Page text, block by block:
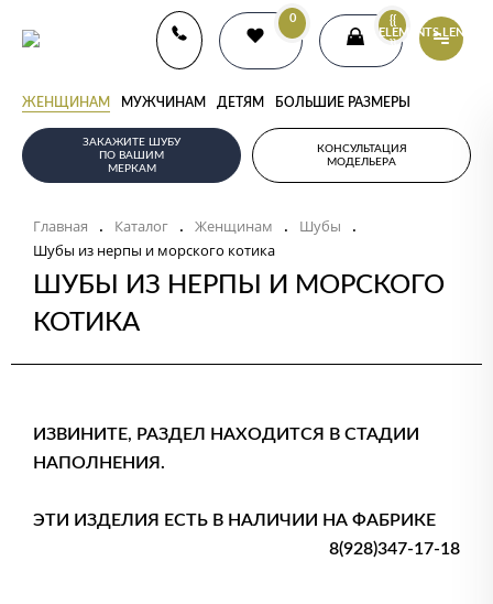
0
{{
ELEMENTS.LENGTH
}}
ЖЕНЩИНАМ МУЖЧИНАМ ДЕТЯМ БОЛЬШИЕ РАЗМЕРЫ
ЗАКАЖИТЕ ШУБУ
ПО ВАШИМ
МЕРКАМ
КОНСУЛЬТАЦИЯ
МОДЕЛЬЕРА
Главная . Каталог . Женщинам . Шубы .
Шубы из нерпы и морского котика
ШУБЫ ИЗ НЕРПЫ И МОРСКОГО
КОТИКА
ИЗВИНИТЕ, РАЗДЕЛ НАХОДИТСЯ В СТАДИИ
НАПОЛНЕНИЯ.
ЭТИ ИЗДЕЛИЯ ЕСТЬ В НАЛИЧИИ НА ФАБРИКЕ
8(928)347-17-18